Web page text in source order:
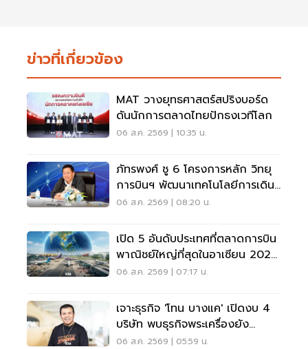
ข่าวที่เกี่ยวข้อง
MAT วางยุทธศาสตร์สปริงบอร์ด
ดันนักการตลาดไทยปักธงเวทีโลก
06 ส.ค. 2569 | 10:35 น.
ภัทรพงศ์ ชู 6 โครงการหลัก วิทยุ
การบินฯ พัฒนาเทคโนโลยีการเดิน
อากาศ การบินยุคใหม่
06 ส.ค. 2569 | 08:20 น.
เปิด 5 อันดับประเทศที่ตลาดการบิน
พาณิชย์ใหญ่ที่สุดในอาเซียน 2026
เวียดนามแซงไทยแล้ว
06 ส.ค. 2569 | 07:17 น.
เจาะธุรกิจ 'โทน บางแค' เปิดงบ 4
บริษัท พบธุรกิจพระเครื่องยัง
ขาดทุน
06 ส.ค. 2569 | 05:59 น.